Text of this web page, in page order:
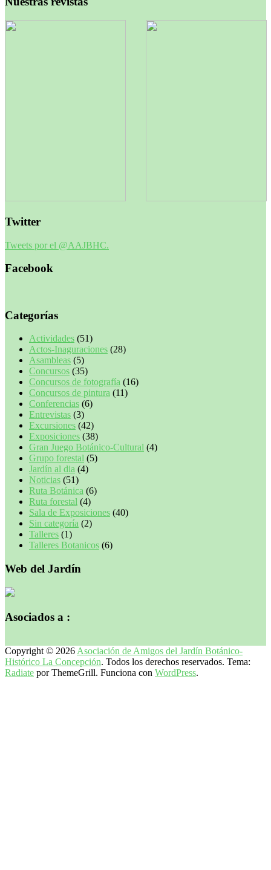
Twitter
Tweets por el @AAJBHC.
Facebook
Categorías
Actividades (51)
Actos-Inaguraciones (28)
Asambleas (5)
Concursos (35)
Concursos de fotografía (16)
Concursos de pintura (11)
Conferencias (6)
Entrevistas (3)
Excursiones (42)
Exposiciones (38)
Gran Juego Botánico-Cultural (4)
Grupo forestal (5)
Jardín al dia (4)
Noticias (51)
Ruta Botánica (6)
Ruta forestal (4)
Sala de Exposiciones (40)
Sin categoría (2)
Talleres (1)
Talleres Botanicos (6)
Web del Jardín
Asociados a :
Copyright © 2026 Asociación de Amigos del Jardín Botánico-
Histórico La Concepción. Todos los derechos reservados. Tema:
Radiate por ThemeGrill. Funciona con WordPress.